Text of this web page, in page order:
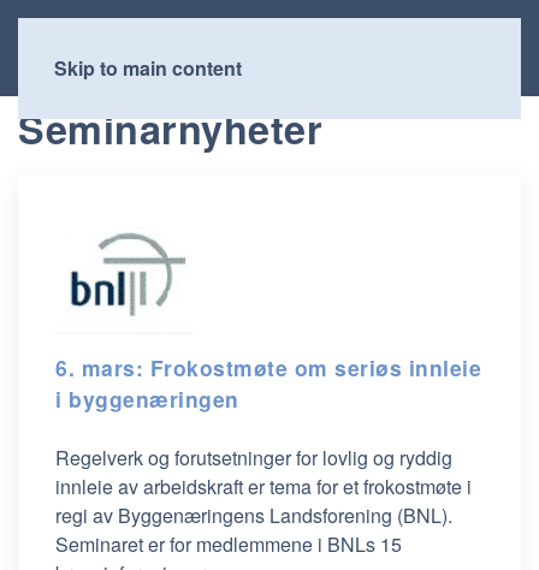
Skip to main content
Seminarnyheter
6. mars: Frokostmøte om seriøs innleie
i byggenæringen
Regelverk og forutsetninger for lovlig og ryddig
innleie av arbeidskraft er tema for et frokostmøte i
regi av Byggenæringens Landsforening (BNL).
Seminaret er for medlemmene i BNLs 15